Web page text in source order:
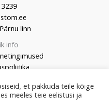
linn
info
et pakkuda teile kõige
meeles teie eelistusi ja